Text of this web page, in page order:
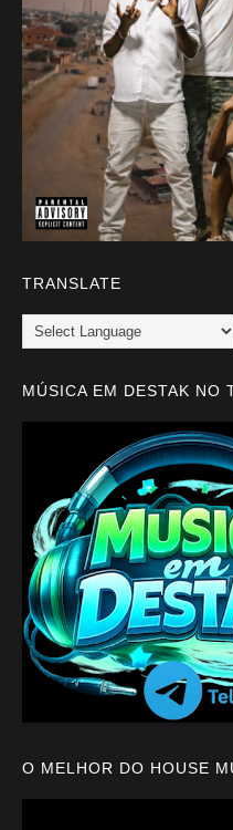
TRANSLATE
MÚSICA EM DESTAK NO
O MELHOR DO HOUSE